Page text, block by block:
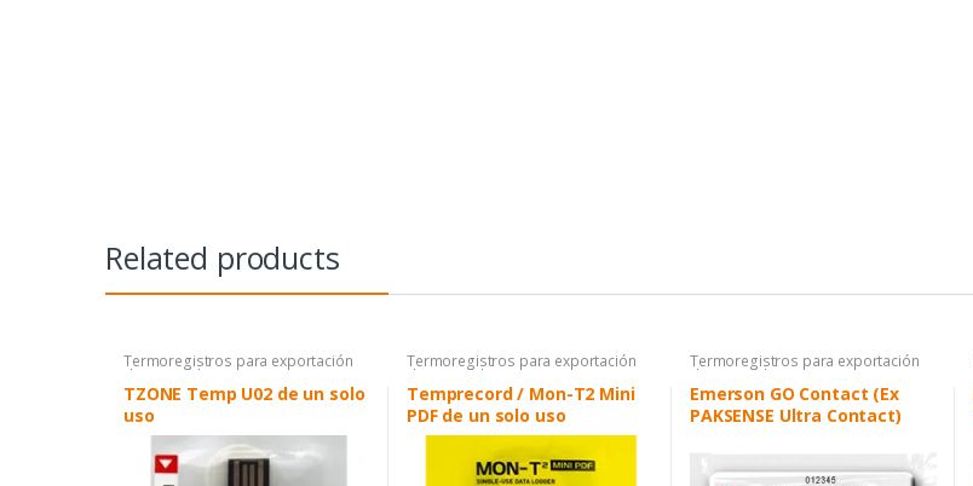
Related products
Termoregistros para exportación
de perecibles
TZONE Temp U02 de un solo
uso
Termoregistros para exportación
de perecibles
Temprecord / Mon-T2 Mini
PDF de un solo uso
Termoregistros para exportación
de perecibles
Emerson GO Contact (Ex
PAKSENSE Ultra Contact)